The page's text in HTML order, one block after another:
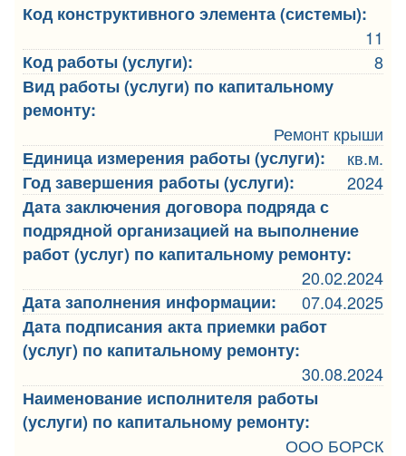
Код конструктивного элемента (системы):
11
Код работы (услуги):
8
Вид работы (услуги) по капитальному
ремонту:
Ремонт крыши
Единица измерения работы (услуги):
кв.м.
Год завершения работы (услуги):
2024
Дата заключения договора подряда с
подрядной организацией на выполнение
работ (услуг) по капитальному ремонту:
20.02.2024
Дата заполнения информации:
07.04.2025
Дата подписания акта приемки работ
(услуг) по капитальному ремонту:
30.08.2024
Наименование исполнителя работы
(услуги) по капитальному ремонту:
ООО БОРСК